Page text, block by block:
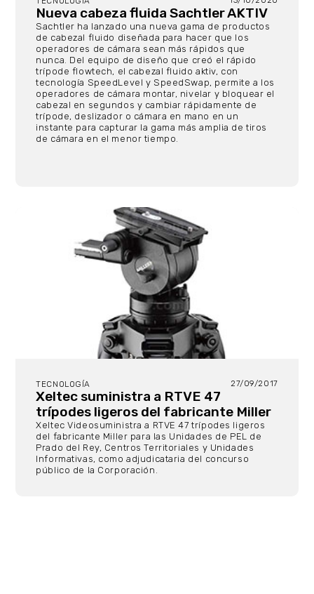
Nueva cabeza fluida Sachtler AKTIV
Sachtler ha lanzado una nueva gama de productos
de cabezal fluido diseñada para hacer que los
operadores de cámara sean más rápidos que
nunca. Del equipo de diseño que creó el rápido
trípode flowtech, el cabezal fluido aktiv, con
tecnología SpeedLevel y SpeedSwap, permite a los
operadores de cámara montar, nivelar y bloquear el
cabezal en segundos y cambiar rápidamente de
trípode, deslizador o cámara en mano en un
instante para capturar la gama más amplia de tiros
de cámara en el menor tiempo.
TECNOLOGÍA 27/09/2017
Xeltec suministra a RTVE 47
trípodes ligeros del fabricante Miller
Xeltec Videosuministra a RTVE 47 trípodes ligeros
del fabricante Miller para las Unidades de PEL de
Prado del Rey, Centros Territoriales y Unidades
Informativas, como adjudicataria del concurso
público de la Corporación.